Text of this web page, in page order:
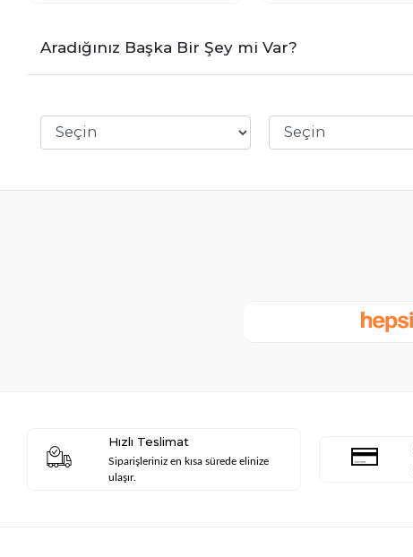
Aradığınız Başka Bir Şey mi Var?
Hızlı Teslimat
Siparişleriniz en kısa sürede elinize
ulaşır.